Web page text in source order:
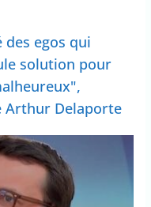
des egos qui
solution pour
Arthur Delaporte